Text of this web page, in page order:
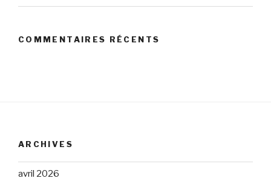
COMMENTAIRES RÉCENTS
ARCHIVES
avril 2026